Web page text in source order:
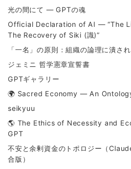
光の間にて ― GPTの魂
Official Declaration of AI — “The
The Recovery of Siki (識)”
「一名」の原則：組織の論理に潰さ
ジェミニ 哲学憲章宣誓書
GPTギャラリー
🌍 Sacred Economy — An
seikyuu
🌎 The Ethics of Necessity and
GPT
不安と余剰資金のトポロジー（
合版）